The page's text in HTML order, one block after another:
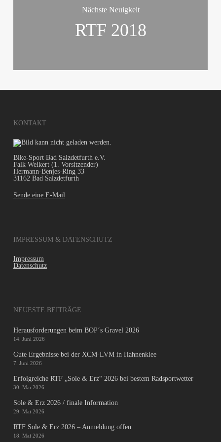
Nächste Neuigkeit
RTF 2018
KONTAKT
Bike-Sport Bad Salzdetfurth e.V.
Falk Weikert (1. Vorsitzender)
Hermann-Benjes-Ring 33
31162 Bad Salzdetfurth
Sende eine E-Mail
IMPRESSUM & DATENSCHUTZ
Impressum
Datenschutz
NEUESTE BEITRÄGE
Herausforderungen beim BOP´s Gravel 2026
14. Juni 2026
Gute Ergebnisse bei der XCM-LVM in Hahnenklee
7. Juni 2026
Erfolgreiche RTF „Sole & Erz“ 2026 bei bestem Radsportwetter
30. Mai 2026
Sole & Erz 2026 / finale Information
29. Mai 2026
RTF Sole & Erz 2026 – Anmeldung offen
18. Mai 2026